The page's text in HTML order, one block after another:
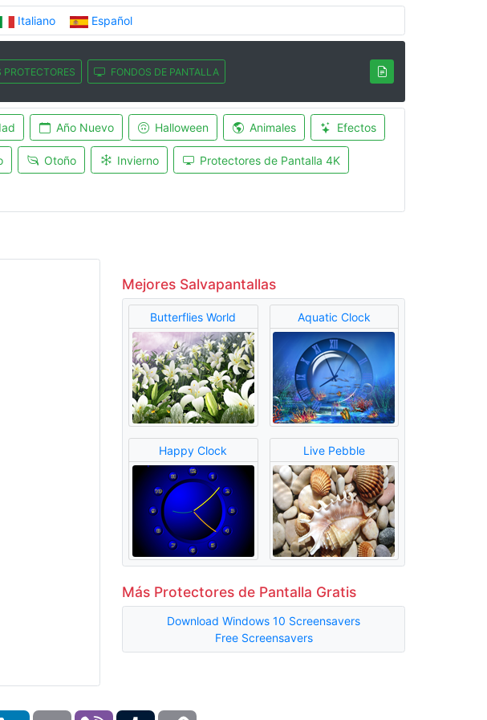
Italiano Español
PROTECTORES FONDOS DE PANTALLA
Año Nuevo Halloween Animales Efectos
Otoño Invierno Protectores de Pantalla 4K
Mejores Salvapantallas
Butterflies World Aquatic Clock
Happy Clock Live Pebble
Más Protectores de Pantalla Gratis
Download Windows 10 Screensavers
Free Screensavers